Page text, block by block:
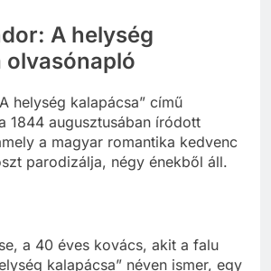
A helység
olvasónapló
helység kalapácsa” című
1844 augusztusában íródott
a magyar romantika kedvenc
parodizálja, négy énekből áll.
a 40 éves kovács, akit a falu
kalapácsa” néven ismer, egy